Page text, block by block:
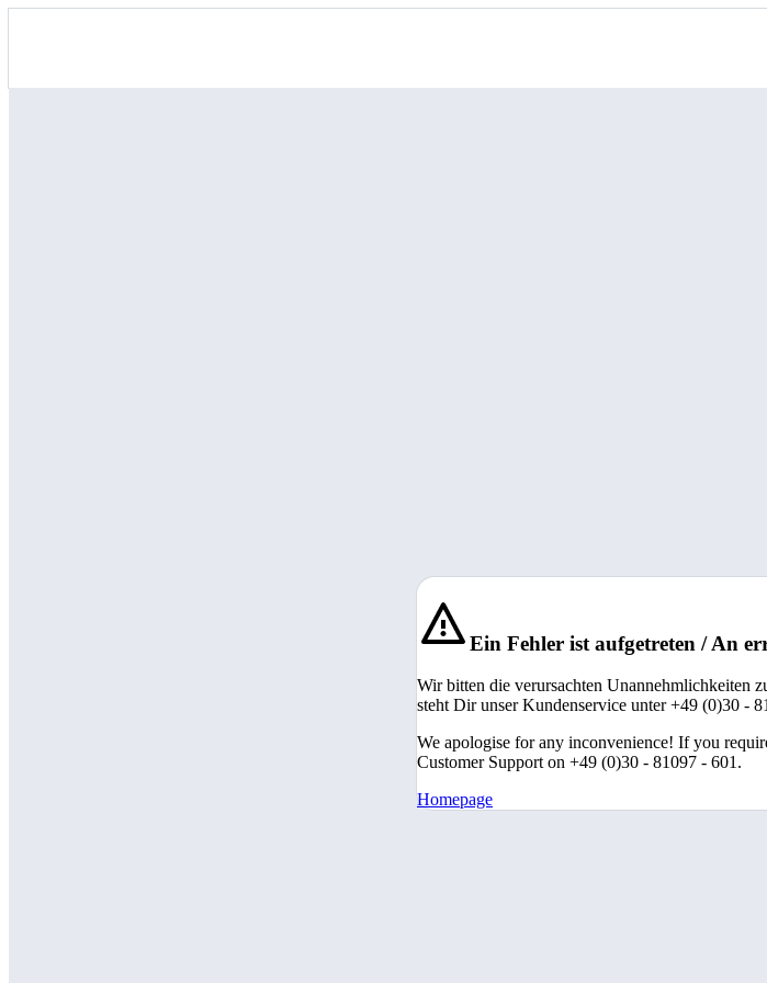
Ein Fehler ist aufgetreten / An
Wir bitten die verursachten Unannehmlichkeiten
steht Dir unser Kundenservice unter +49 (0)30 -
We apologise for any inconvenience! If you
Customer Support on +49 (0)30 - 81097 - 601.
Homepage